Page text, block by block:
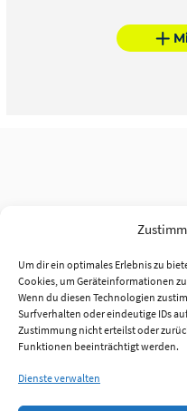
Um dir ein optimales Erlebnis zu
Cookies, um Geräteinformationen
Wenn du diesen Technologien
Surfverhalten oder eindeutige IDs
Zustimmung nicht erteilst oder
Funktionen beeinträchtigt werden.
Dienste verwalten